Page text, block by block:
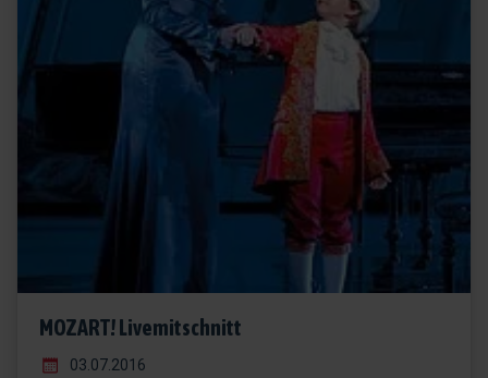
MOZART! Livemitschnitt
03.07.2016